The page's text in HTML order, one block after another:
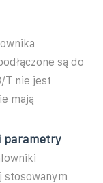
są do
T nie jest
mają
parametry
stosowanym